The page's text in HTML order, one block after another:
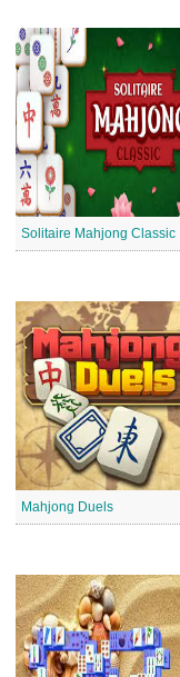
Solitaire Mahjong Classic
Mahjong Duels